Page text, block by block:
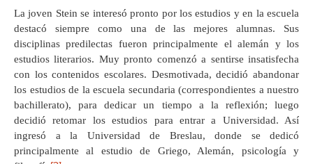
La joven Stein se interesó pronto por los estudios y en la escuela
destacó siempre como una de las mejores alumnas. Sus
disciplinas predilectas fueron principalmente el alemán y los
estudios literarios. Muy pronto comenzó a sentirse insatisfecha
con los contenidos escolares. Desmotivada, decidió abandonar
los estudios de la escuela secundaria (correspondientes a nuestro
bachillerato), para dedicar un tiempo a la reflexión; luego
decidió retomar los estudios para entrar a Universidad. Así
ingresó a la Universidad de Breslau, donde se dedicó
principalmente al estudio de Griego, Alemán, psicología y